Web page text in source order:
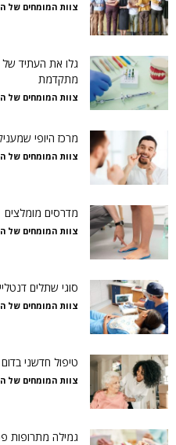
צוות המומחים של
גלו את העתיד של
מתקדמת
צוות המומחים של
מרכז היופי
צוות המומחים של
מדרסים מומלצים
צוות המומחים של
סוגי שתלים
צוות המומחים של
טיפול חדשני
צוות המומחים של
גמילה מתרופות